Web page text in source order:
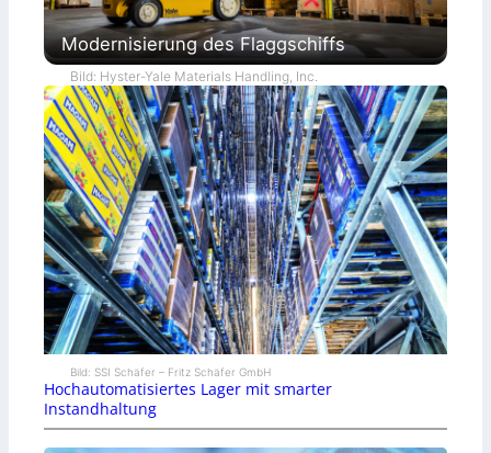
Modernisierung des Flaggschiffs
Bild: Hyster-Yale Materials Handling, Inc.
Bild: SSI Schäfer – Fritz Schäfer GmbH
Hochautomatisiertes Lager mit smarter
Instandhaltung